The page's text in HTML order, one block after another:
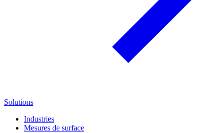
Solutions
Industries
Mesures de surface